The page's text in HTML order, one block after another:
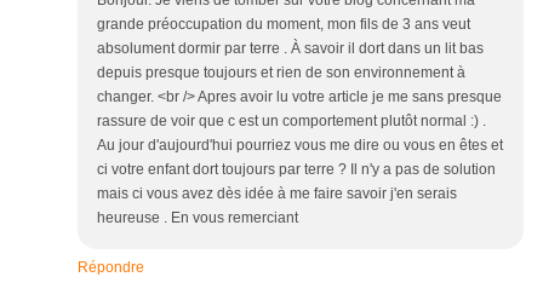
grande préoccupation du moment, mon fils de 3 ans veut
absolument dormir par terre . À savoir il dort dans un lit bas
depuis presque toujours et rien de son environnement à
changer. <br /> Apres avoir lu votre article je me sans presque
rassure de voir que c est un comportement plutôt normal :) .
Au jour d'aujourd'hui pourriez vous me dire ou vous en êtes et
ci votre enfant dort toujours par terre ? Il n'y a pas de solution
mais ci vous avez dès idée à me faire savoir j'en serais
heureuse . En vous remerciant
Répondre